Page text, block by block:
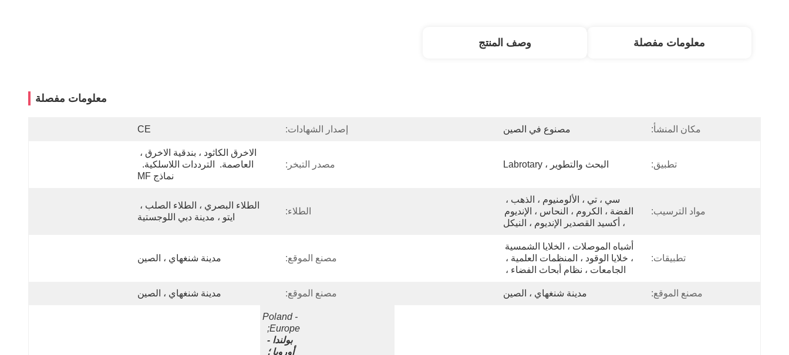
معلومات مفصلة وصف المنتج
معلومات مفصلة
مكان المنشأ: مصنوع في الصين إصدار الشهادات: CE
تطبيق: البحث والتطوير ، Labrotary مصدر التبخر:
نماذج MF
مواد الترسيب:
، أكسيد القصدير الإنديوم ، النيكل
الطلاء:
ايتو ، مدينة دبي اللوجستية
تطبيقات:
الجامعات ، نظام أبحاث الفضاء ،
مصنع الموقع: مدينة شنغهاي ، الصين
مصنع الموقع: مدينة شنغهاي ، الصين مصنع الموقع: مدينة شنغهاي ، الصين
Poland -
Europe;
أوروبا ؛